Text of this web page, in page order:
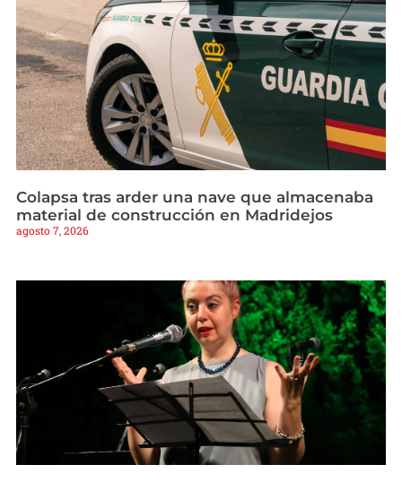
Colapsa tras arder una nave que almacenaba
material de construcción en Madridejos
agosto 7, 2026